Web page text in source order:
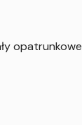
opatrunkowe